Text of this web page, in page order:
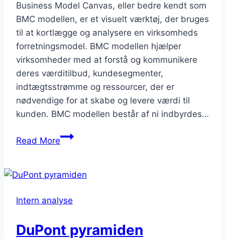
Business Model Canvas, eller bedre kendt som
BMC modellen, er et visuelt værktøj, der bruges
til at kortlægge og analysere en virksomheds
forretningsmodel. BMC modellen hjælper
virksomheder med at forstå og kommunikere
deres værditilbud, kundesegmenter,
indtægtsstrømme og ressourcer, der er
nødvendige for at skabe og levere værdi til
kunden. BMC modellen består af ni indbyrdes…
Read MoreBMC
Intern analyse
DuPont pyramiden